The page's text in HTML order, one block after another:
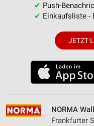
✔ Push-
✔ Einkaufsliste -
JETZT
NORMA
Frankfurter